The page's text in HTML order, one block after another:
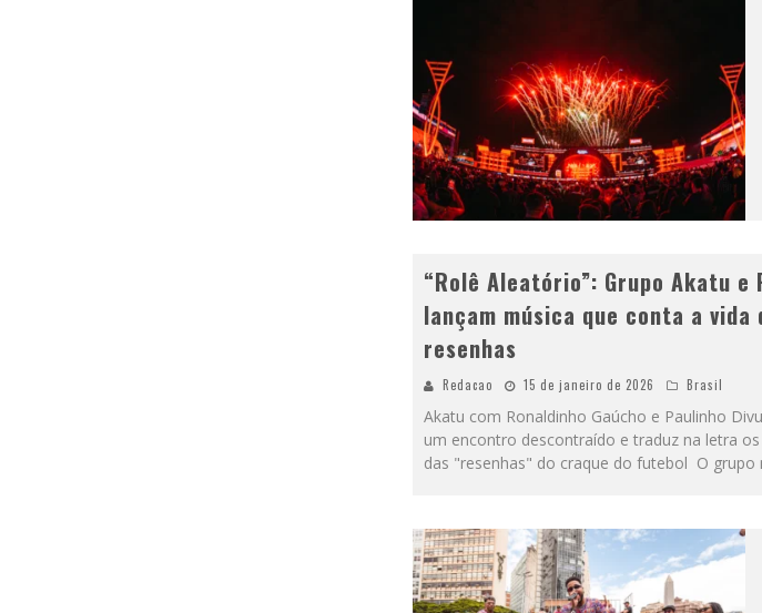
“Rolê Aleatório”: Grupo Akatu e
lançam música que conta a vida
resenhas
Redacao 15 de janeiro de 2026 Brasil
Akatu com Ronaldinho Gaúcho e Paulinho
um encontro descontraído e traduz na letra
das "resenhas" do craque do futebol O grupo